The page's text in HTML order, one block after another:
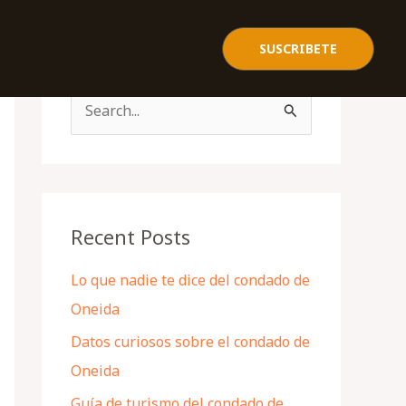
SUSCRIBETE
c
f
o
r
:
Recent Posts
Lo que nadie te dice del condado de
Oneida
Datos curiosos sobre el condado de
Oneida